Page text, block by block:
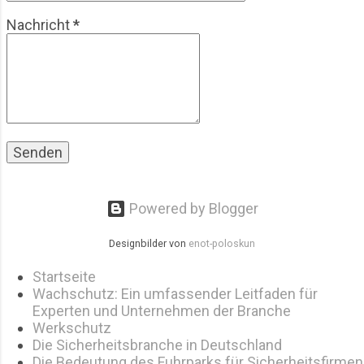
für dieses Jahr. Kurze Einordnung:
fünf bis zehn Jahren laufen,
sauber Personal fehlt nic...
Nachricht*
Powered by Blogger
Designbilder von enot-poloskun
Startseite
Wachschutz: Ein umfassender Leitfaden für
Experten und Unternehmen der Branche
Werkschutz
Die Sicherheitsbranche in Deutschland